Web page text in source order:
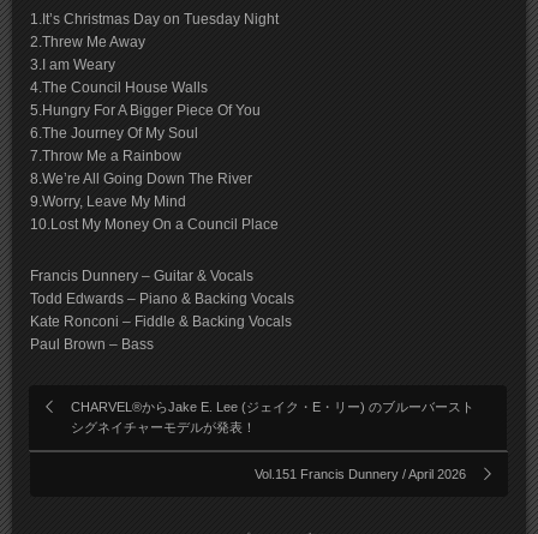
1.It’s Christmas Day on Tuesday Night
2.Threw Me Away
3.I am Weary
4.The Council House Walls
5.Hungry For A Bigger Piece Of You
6.The Journey Of My Soul
7.Throw Me a Rainbow
8.We’re All Going Down The River
9.Worry, Leave My Mind
10.Lost My Money On a Council Place
Francis Dunnery – Guitar & Vocals
Todd Edwards – Piano & Backing Vocals
Kate Ronconi – Fiddle & Backing Vocals
Paul Brown – Bass
CHARVEL®からJake E. Lee (ジェイク・E・リー) のブルーバースト
シグネイチャーモデルが発表！
Vol.151 Francis Dunnery / April 2026